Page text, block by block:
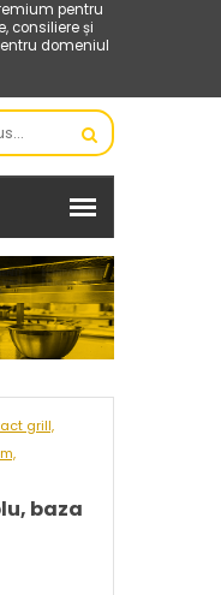
pentru
consiliere și
domeniul
grill,
baza